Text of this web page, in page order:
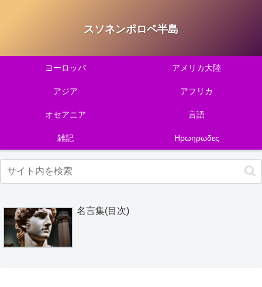
スソネンポロペ半島
ヨーロッパ アメリカ大陸
アジア アフリカ
オセアニア 言語
雑記 Ηρωηρωδες
名言集(目次)